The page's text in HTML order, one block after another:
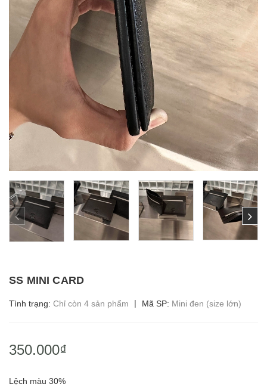
SS MINI CARD
Tình trạng: Chỉ còn 4 sản phẩm | Mã SP: Mini đen (size lớn)
350.000₫
Lệch màu 30%